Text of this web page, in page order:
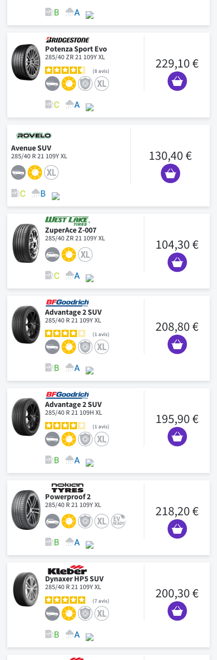
Potenza Sport Evo
285/40 ZR 21 109Y XL
8 avis 229,10 €
Avenue SUV
285/40 R 21 109Y XL 130,40 €
ZuperAce Z-007
285/40 ZR 21 109Y XL 104,30 €
Advantage 2 SUV
285/40 R 21 109Y XL
1 avis 208,80 €
Advantage 2 SUV
285/40 R 21 109H XL
1 avis 195,90 €
Powerproof 2
285/40 R 21 109Y XL 218,20 €
Dynaxer HP5 SUV
285/40 R 21 109Y XL
7 avis 200,30 €